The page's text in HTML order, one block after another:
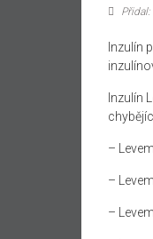
Inzulín
Inzulín
–
–
–